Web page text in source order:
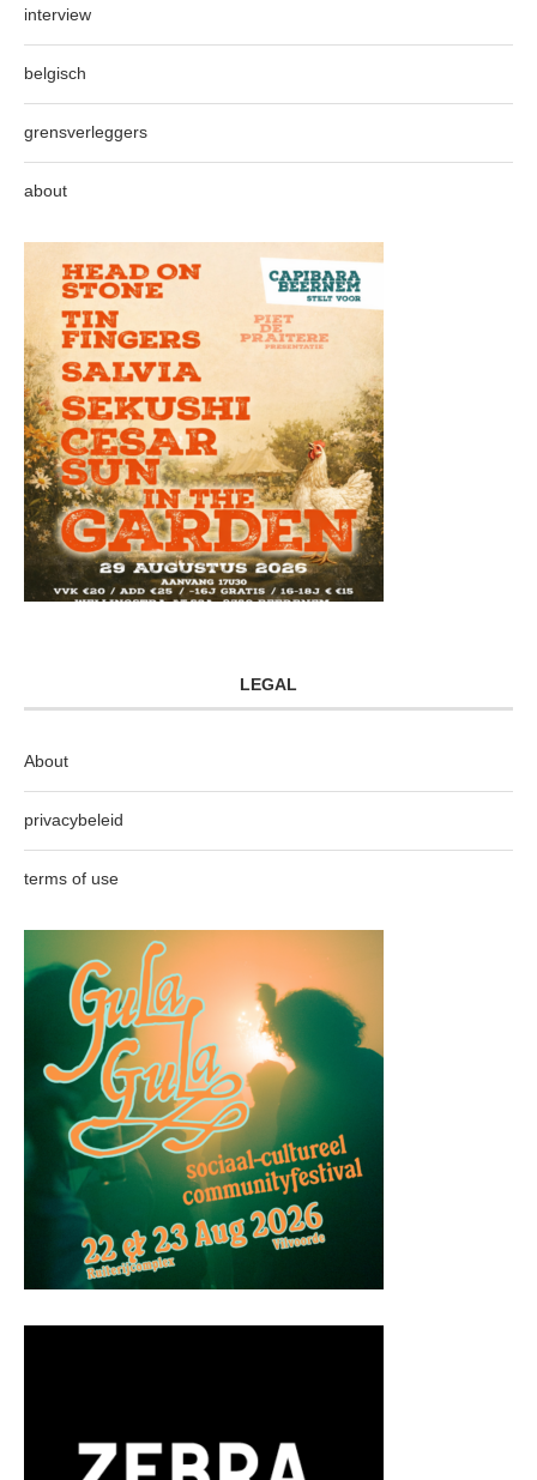
interview
belgisch
grensverleggers
about
LEGAL
About
privacybeleid
terms of use